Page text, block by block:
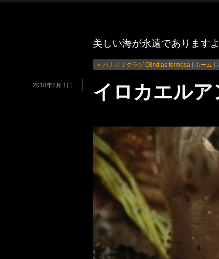
美しい海が永遠であります
« ハナガサクラゲ Olindias formosa ホーム
2010年7月 1日 イロカエル